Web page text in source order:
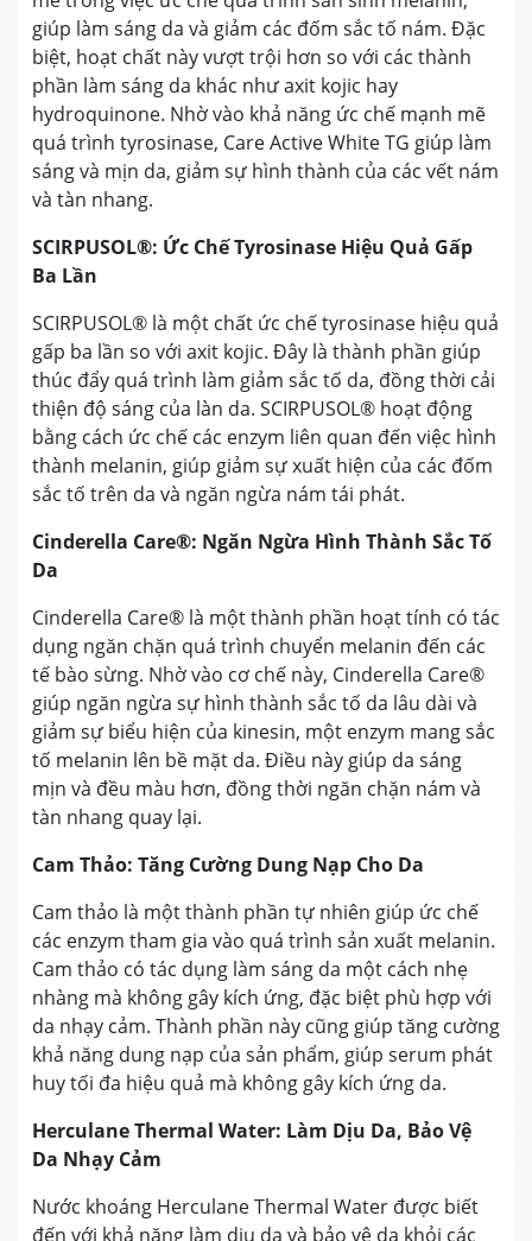
giúp làm sáng da và giảm các đốm sắc tố nám. Đặc
biệt, hoạt chất này vượt trội hơn so với các thành
phần làm sáng da khác như axit kojic hay
hydroquinone. Nhờ vào khả năng ức chế mạnh mẽ
quá trình tyrosinase, Care Active White TG giúp làm
sáng và mịn da, giảm sự hình thành của các vết nám
và tàn nhang.
SCIRPUSOL®: Ức Chế Tyrosinase Hiệu Quả Gấp
Ba Lần
SCIRPUSOL® là một chất ức chế tyrosinase hiệu quả
gấp ba lần so với axit kojic. Đây là thành phần giúp
thúc đẩy quá trình làm giảm sắc tố da, đồng thời cải
thiện độ sáng của làn da. SCIRPUSOL® hoạt động
bằng cách ức chế các enzym liên quan đến việc hình
thành melanin, giúp giảm sự xuất hiện của các đốm
sắc tố trên da và ngăn ngừa nám tái phát.
Cinderella Care®: Ngăn Ngừa Hình Thành Sắc Tố
Da
Cinderella Care® là một thành phần hoạt tính có tác
dụng ngăn chặn quá trình chuyển melanin đến các
tế bào sừng. Nhờ vào cơ chế này, Cinderella Care®
giúp ngăn ngừa sự hình thành sắc tố da lâu dài và
giảm sự biểu hiện của kinesin, một enzym mang sắc
tố melanin lên bề mặt da. Điều này giúp da sáng
mịn và đều màu hơn, đồng thời ngăn chặn nám và
tàn nhang quay lại.
Cam Thảo: Tăng Cường Dung Nạp Cho Da
Cam thảo là một thành phần tự nhiên giúp ức chế
các enzym tham gia vào quá trình sản xuất melanin.
Cam thảo có tác dụng làm sáng da một cách nhẹ
nhàng mà không gây kích ứng, đặc biệt phù hợp với
da nhạy cảm. Thành phần này cũng giúp tăng cường
khả năng dung nạp của sản phẩm, giúp serum phát
huy tối đa hiệu quả mà không gây kích ứng da.
Herculane Thermal Water: Làm Dịu Da, Bảo Vệ
Da Nhạy Cảm
Nước khoáng Herculane Thermal Water được biết
đến với khả năng làm dịu da và bảo vệ da khỏi các